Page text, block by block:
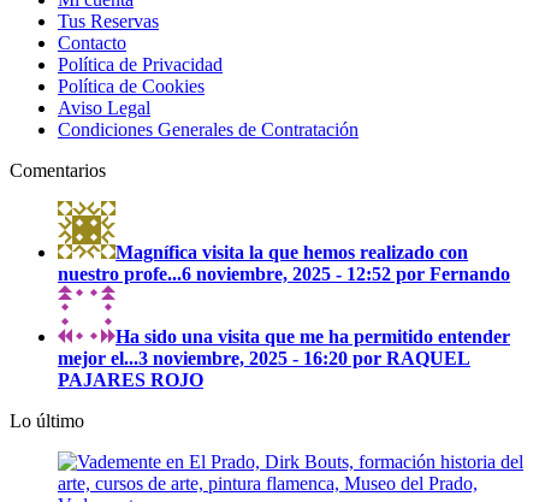
se
en
Tus Reservas
Contacto
Política de Privacidad
Política de Cookies
Aviso Legal
Condiciones Generales de Contratación
Comentarios
Magnífica visita la que hemos realizado con
nuestro profe...6 noviembre, 2025 - 12:52 por Fernando
Ha sido una visita que me ha permitido entender
mejor el...3 noviembre, 2025 - 16:20 por RAQUEL
PAJARES ROJO
Lo último